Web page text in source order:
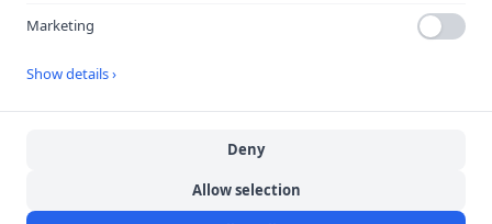
Senast uppdaterad:2026-08-08
Medinas Trafikskola
Marketing
Show details ›
Deny
Allow selection